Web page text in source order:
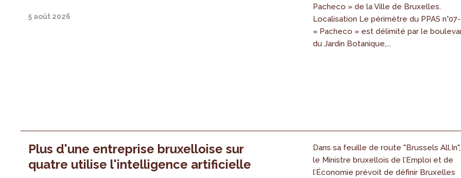
5 août 2026
Pacheco » de la Ville de Bruxelles.
Localisation Le périmètre du PPAS
« Pacheco » est délimité par le
du Jardin Botanique,...
Plus d'une entreprise bruxelloise sur
quatre utilise l'intelligence artificielle
Dans sa feuille de route "Brussels All.In",
le Ministre bruxellois de l’Emploi et de
l’Économie prévoit de définir Bruxelles